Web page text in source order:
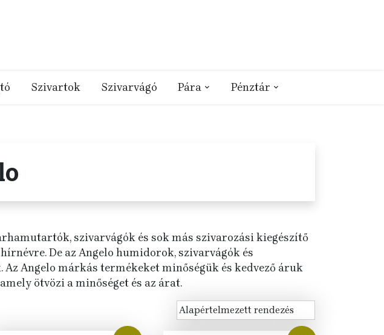
Szivartok Szivarvágó Pára Pénztár
szivarvágók és sok más szivarozási kiegészítő
De az Angelo humidorok, szivarvágók és
Angelo márkás termékeket minőségük és kedvező áruk
ötvözi a minőséget és az árat.